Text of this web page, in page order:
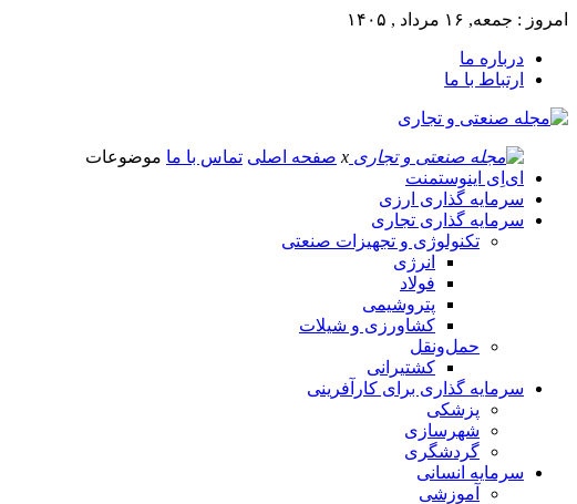
امروز : جمعه, ۱۶ مرداد , ۱۴۰۵
درباره ما
ارتباط با ما
x صفحه اصلی تماس با ما موضوعات
ای‌اِی اینوستمنت
سرمایه گذاری ارزی
سرمایه گذاری تجاری
تکنولوژی و تجهیزات صنعتی
انرژی
فولاد
پتروشیمی
کشاورزی و شیلات
حمل‌و‌نقل
کشتیرانی
سرمایه گذاری برای کارآفرینی
پزشکی
شهرسازی
گردشگری
سرمایه انسانی
آموزشی